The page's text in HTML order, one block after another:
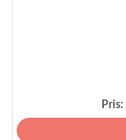
Pris: